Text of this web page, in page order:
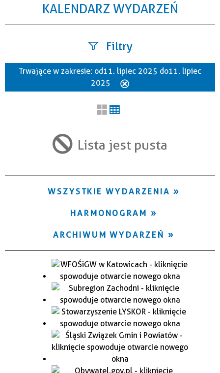
KALENDARZ WYDARZEŃ
Filtry
Szukana fraza
Trwające w zakresie
Trwające w zakresie: od 11. lipiec 2025 do 11. lipiec
2025
Lista jest pusta
WSZYSTKIE WYDARZENIA
HARMONOGRAM
ARCHIWUM WYDARZEŃ